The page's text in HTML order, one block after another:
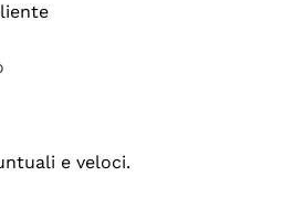
e veloci.